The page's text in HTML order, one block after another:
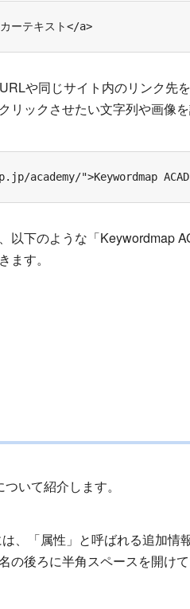
ーテキスト</a>
や同じサイト内のリンク先
リックさせたい文字列や画像を
academy/">Keywordmap
以下のような「Keywordmap
ます。
いて紹介します。
、「属性」と呼ばれる追加情
の後ろに半角スペースを開けて